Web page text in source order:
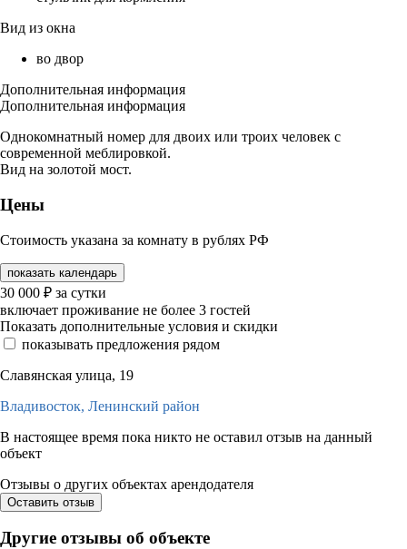
Вид из окна
во двор
Дополнительная информация
Дополнительная информация
Однокомнатный номер для двоих или троих человек с
современной меблировкой.
Вид на золотой мост.
Цены
Стоимость указана за комнату в рублях РФ
показать календарь
30 000 ₽ за сутки
включает проживание не более 3 гостей
Показать дополнительные условия и скидки
показывать предложения рядом
Славянская улица, 19
Владивосток, Ленинский район
В настоящее время пока никто не оставил отзыв на данный
объект
Отзывы о других объектах арендодателя
Оставить отзыв
Другие отзывы об объекте